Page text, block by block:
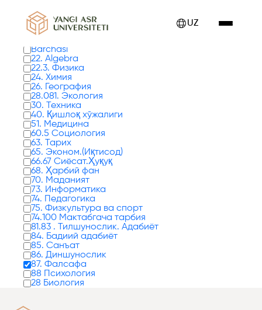
UZ
Barchasi
22. Algebra
22.3. Физика
24. Химия
26. География
28.081. Экология
30. Техника
40. Қишлоқ хўжалиги
51. Медицина
60.5 Социология
63. Тарих
65. Эконом.(Иқтисод)
66.67 Сиёсат.Ҳуқуқ
68. Ҳарбий фан
70. Маданият
73. Информатика
74. Педагогика
75. Физкультура ва спорт
74.100 Мактабгача тарбия
81.83 . Тилшунослик. Адабиёт
84. Бадиий адабиёт
85. Санъат
86. Диншунослик
87. Фалсафа
88 Психология
28 Биология